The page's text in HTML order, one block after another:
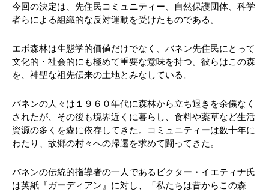
今回の決定は、先住民コミュニティー、自然保護団体、科学
者らによる組織的な反対運動を受けたものである。
エボ森林は生態学的価値だけでなく、バネン先住民にとって
文化的・社会的にも極めて重要な意味を持つ。彼らはこの森
を、神聖な祖先伝来の土地とみなしている。
バネンの人々は１９６０年代に森林から立ち退きを余儀なく
されたが、その後も境界近くに暮らし、食料や薬草など生活
資源の多くを森に依存してきた。コミュニティーは数十年に
わたり、故郷の村々への帰還を求めて闘ってきた。
バネンの伝統的指導者の一人であるビクター・イエティナ氏
は英紙『ガーディアン』に対し、「私たちは昔からこの森